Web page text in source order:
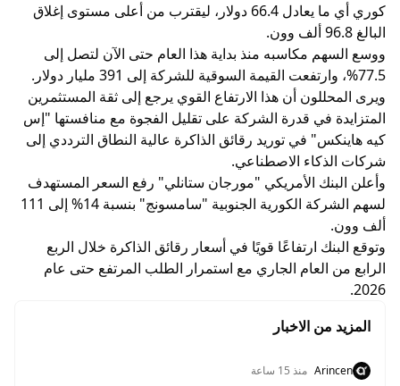
كوري أي ما يعادل 66.4 دولار، ليقترب من أعلى مستوى إغلاق
البالغ 96.8 ألف وون.
ووسع السهم مكاسبه منذ بداية هذا العام حتى الآن لتصل إلى
77.5%، وارتفعت القيمة السوقية للشركة إلى 391 مليار دولار.
ويرى المحللون أن هذا الارتفاع القوي يرجع إلى ثقة المستثمرين
المتزايدة في قدرة الشركة على تقليل الفجوة مع منافستها "إس
كيه هاينكس" في توريد رقائق الذاكرة عالية النطاق الترددي إلى
شركات الذكاء الاصطناعي.
وأعلن البنك الأمريكي "مورجان ستانلي" رفع السعر المستهدف
لسهم الشركة الكورية الجنوبية "سامسونج" بنسبة 14% إلى 111
ألف وون.
وتوقع البنك ارتفاعًا قويًا في أسعار رقائق الذاكرة خلال الربع
الرابع من العام الجاري مع استمرار الطلب المرتفع حتى عام
2026.
المزيد من الاخبار
Arincen منذ 15 ساعة